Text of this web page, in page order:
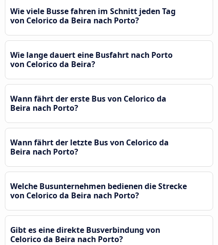
Wie viele Busse fahren im Schnitt jeden Tag
von Celorico da Beira nach Porto?
Wie lange dauert eine Busfahrt nach Porto
von Celorico da Beira?
Wann fährt der erste Bus von Celorico da
Beira nach Porto?
Wann fährt der letzte Bus von Celorico da
Beira nach Porto?
Welche Busunternehmen bedienen die Strecke
von Celorico da Beira nach Porto?
Gibt es eine direkte Busverbindung von
Celorico da Beira nach Porto?